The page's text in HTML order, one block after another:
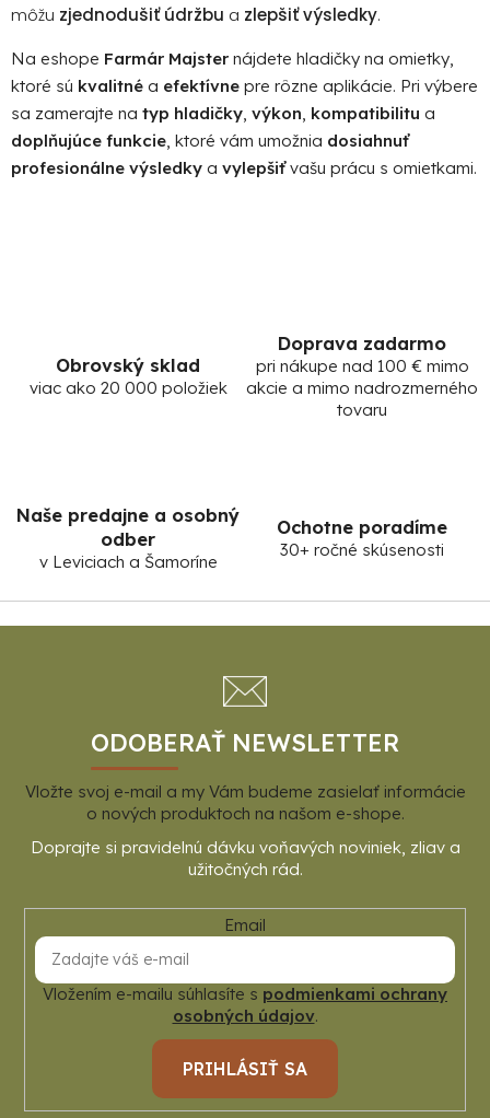
môžu zjednodušiť údržbu a zlepšiť výsledky.
Na eshope Farmár Majster nájdete hladičky na omietky,
ktoré sú kvalitné a efektívne pre rôzne aplikácie. Pri výbere
sa zamerajte na typ hladičky, výkon, kompatibilitu a
doplňujúce funkcie, ktoré vám umožnia dosiahnuť
profesionálne výsledky a vylepšiťvašu prácu s omietkami.
Obrovský sklad
viac ako 20 000 položiek
Doprava zadarmo
pri nákupe nad 100 € mimo
akcie a mimo nadrozmerného
tovaru
Naše predajne a osobný
odber
v Leviciach a Šamoríne
Ochotne poradíme
30+ ročné skúsenosti
ODOBERAŤ NEWSLETTER
Vložte svoj e-mail a my Vám budeme zasielať informácie
o nových produktoch na našom e-shope.
Email
Vložením e-mailu súhlasíte s podmienkami ochrany
osobných údajov.
PRIHLÁSIŤ SA